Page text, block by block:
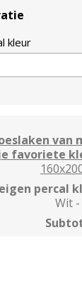
kleur
van
je favoriete
eigen percal
Wit -